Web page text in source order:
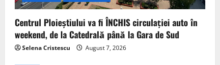
Centrul Ploieștiului va fi ÎNCHIS circulației auto în
weekend, de la Catedrală până la Gara de Sud
Selena Cristescu August 7, 2026